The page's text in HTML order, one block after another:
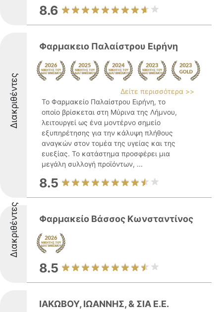
8.6
Διακριθέντες
Φαρμακειο Παλαίστρου Ειρήνη
Δείτε περισσότερα >>
Το Φαρμακείο Παλαίστρου Ειρήνη, το
οποίο βρίσκεται στη Μύρινα της Λήμνου,
λειτουργεί ως ένα μοντέρνο σημείο
εξυπηρέτησης για την κάλυψη πλήθους
αναγκών στον τομέα της υγείας και της
ευεξίας. Το κατάστημα προσφέρει μια
μεγάλη συλλογή προϊόντων, ...
8.5
Διακριθέντες Φαρμακείο Βάσσος Κωνσταντίνος
8.5
ΙΑΚΩΒΟΥ, ΙΩΑΝΝΗΣ, & ΣΙΑ Ε.Ε.